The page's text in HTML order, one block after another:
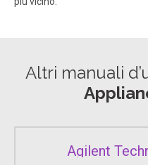
Altri manuali
Agilent